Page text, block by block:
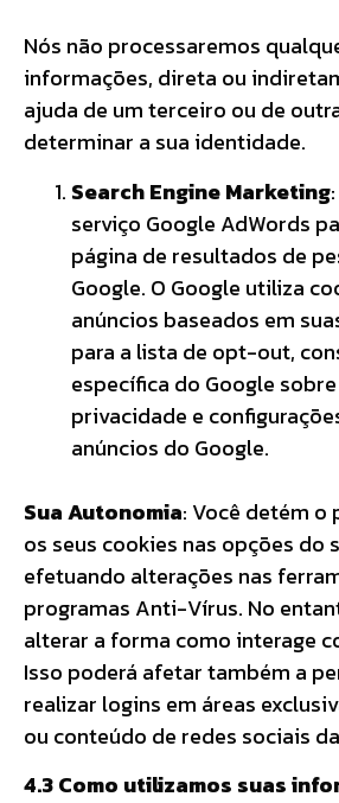
Nós não processaremos
informações, direta ou
ajuda de um terceiro ou de
determinar a sua identidade.
Search Engine Marketing
serviço Google AdWords
página de resultados de
Google. O Google utiliza
anúncios baseados em
para a lista de opt-out,
específica do Google
privacidade e
anúncios do Google.
Sua Autonomia: Você detém o
os seus cookies nas opções do
efetuando alterações nas
programas Anti-Vírus. No
alterar a forma como interage
Isso poderá afetar também a
realizar logins em áreas
ou conteúdo de redes sociais
4.3 Como utilizamos suas